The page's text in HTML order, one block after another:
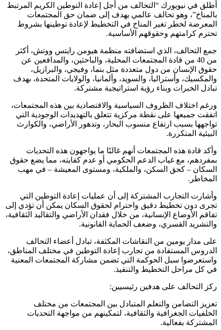
أطلق في نيويورك “التحالف من أجل إعادة التوطين الكريم المرتبط
بالمناخ”، وهو تحالف عالمي يهدف إلى ضمان حق المجتمعات
المعرضة لخطر تغير المناخ في التخطيط لإعادة توطينها بشروط
تحترم كرامتهم وحقوقهم الأساسية.
جمع التحالف، الذي استضافته منظمة هيومن رايتس ووتش، أكثر
من 40 من قادة المجتمعات المحلية، والباحثين، والمدافعين عن
حقوق الإنسان من دول متعددة مثل بنما، وفيجي، والبرازيل،
والمكسيك، وأستراليا، والسويد، وألمانيا، والولايات المتحدة، بهدف
تبادل الخبرات وبناء رؤية استراتيجية مشتركة.
ورغم اختلاف الظروف السياسية والاقتصادية بين هذه المجتمعات،
اتفقت جميعها على نقطة مركزية تتعلق بالتهديدات الوجودية التي
تواجهها بسبب ارتفاع منسوب البحار، وتدهور الأراضي، والكوارث
البيئية المتكررة.
وأكد قادة هذه المجتمعات أنهم غالبًا ما يواجهون هذه التحديات
بمفردهم، مع غياب الدعم الحكومي أو عدم كفايته، مما يضع حقوق
السكان – كحق السكن، والملكية، ومستوى المعيشة – في مهب
المخاطر.
وأشارت التجارب المشتركة إلى أن عمليات إعادة التوطين التي
تجرى دون تخطيط دقيق واحترام لحقوق السكان يمكن أن تؤدي إلى
تفاقم الأوضاع الإنسانية، من خلال فقدان الأراضي والتقاليد الثقافية،
والتشريد القسري، وضعف الحماية القانونية.
على مدار يومين من النقاشات المكثفة، تبادل أعضاء التحالف
الدروس المستفادة من تجارب إعادة التوطين في مختلف المناطق،
واستعرضوا سبل الحوكمة التي تضمن مشاركة المجتمعات المعنية
في كل مراحل التخطيط والتنفيذ.
ركز التحالف على هدفين رئيسيين:
تعزيز التضامن والتعلم المتبادل بين المجتمعات من مختلف
الخلفيات الجغرافية والثقافية، لتمكينهم من مواجهة التحديات
المشتركة بفعالية.